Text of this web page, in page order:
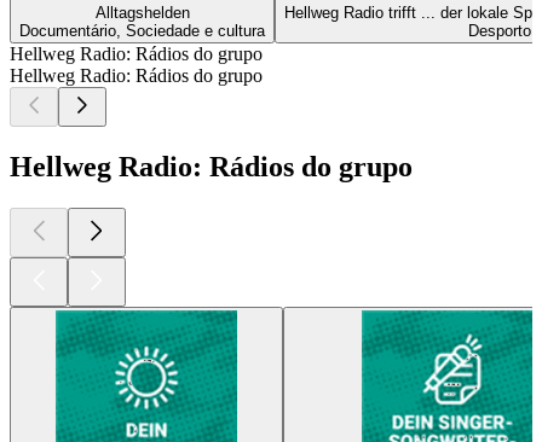
Alltagshelden
Documentário, Sociedade e cultura
Hellweg Radio trifft ... der lokale
Desporto
Hellweg Radio: Rádios do grupo
Hellweg Radio: Rádios do grupo
Hellweg Radio: Rádios do grupo